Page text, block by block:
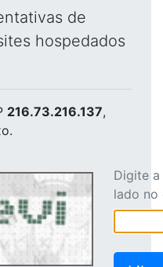
de
hospedados
216.73.216.137,
Digite
lado no